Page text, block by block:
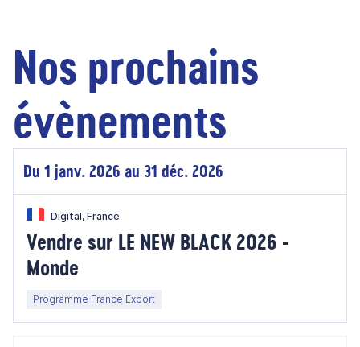
Nos prochains
évènements
Du 1 janv. 2026 au 31 déc. 2026
Digital, France
Vendre sur LE NEW BLACK 2026 -
Monde
Programme France Export